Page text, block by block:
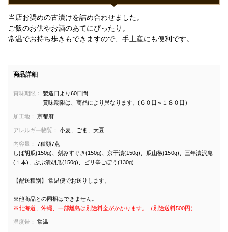
当店お奨めの古漬けを詰め合わせました。
ご飯のお供やお酒のあてにぴったり。
常温でお持ち歩きもできますので、手土産にも便利です。
商品詳細
賞味期限：
製造日より60日間
賞味期限は、商品により異なります。(６０日～１８０日）
加工地： 京都府
アレルギー物質： 小麦、ごま、大豆
内容量：
7種類7点
しば胡瓜(150g)、刻みすぐき(150g)、京干漬(150g)、瓜山椒(150g)、三年漬沢庵
(１本)、ぶぶ漬胡瓜(150g)、ピリ辛ごぼう(130g)
【配送種別】 常温便でお送りします。
※他商品との同梱はできません。
※北海道、沖縄、一部離島は別途料金がかかります。（別途送料500円）
温度帯： 常温